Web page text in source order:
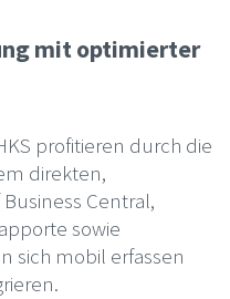
mit optimierter
profitieren durch die
direkten,
Central,
sowie
sich mobil erfassen